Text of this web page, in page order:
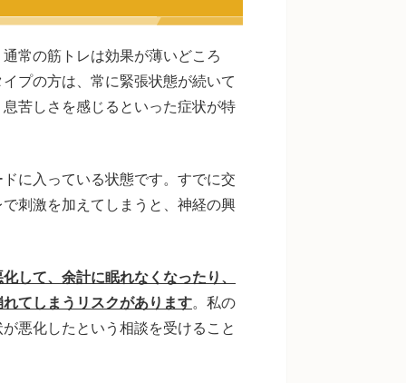
常の筋トレは効果が薄いどころ
プの方は、常に緊張状態が続いて
苦しさを感じるといった症状が特
に入っている状態です。すでに交
刺激を加えてしまうと、神経の興
して、余計に眠れなくなったり、
てしまうリスクがあります。私の
悪化したという相談を受けること